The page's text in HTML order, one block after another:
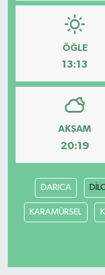
ÖĞLE
13:13
AKŞAM
20:19
DARICA
KARAMÜRSEL